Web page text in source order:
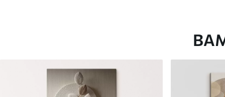
Яскраві, насичені кольори
Стійкість до вицвітання
Безпечне чорнило без запаху
Стійкість до
Безпечне чорнило